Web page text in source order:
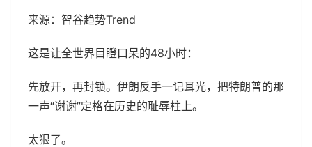
来源：智谷趋势Trend
这是让全世界目瞪口呆的48小时：
先放开，再封锁。伊朗反手一记耳光，把特朗普的那
一声“谢谢”定格在历史的耻辱柱上。
太狠了。